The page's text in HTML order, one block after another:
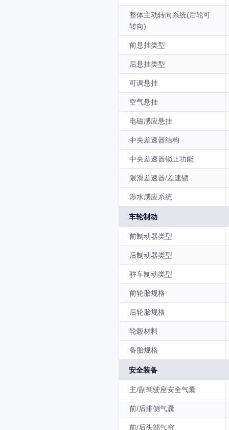
整体主动转向系统(后轮可
转向)
前悬挂类型
后悬挂类型
可调悬挂
空气悬挂
电磁感应悬挂
中央差速器结构
中央差速器锁止功能
限滑差速器/差速锁
涉水感应系统
车轮制动
前制动器类型
后制动器类型
驻车制动类型
前轮胎规格
后轮胎规格
轮毂材料
备胎规格
安全装备
主/副驾驶座安全气囊
前/后排侧气囊
前/后头部气帘